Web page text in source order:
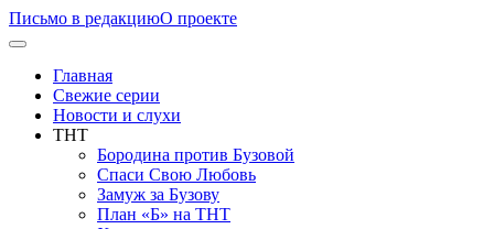
Письмо в редакциюО проекте
Главная
Свежие серии
Новости и слухи
ТНТ
Бородина против Бузовой
Спаси Свою Любовь
Замуж за Бузову
План «Б» на ТНТ